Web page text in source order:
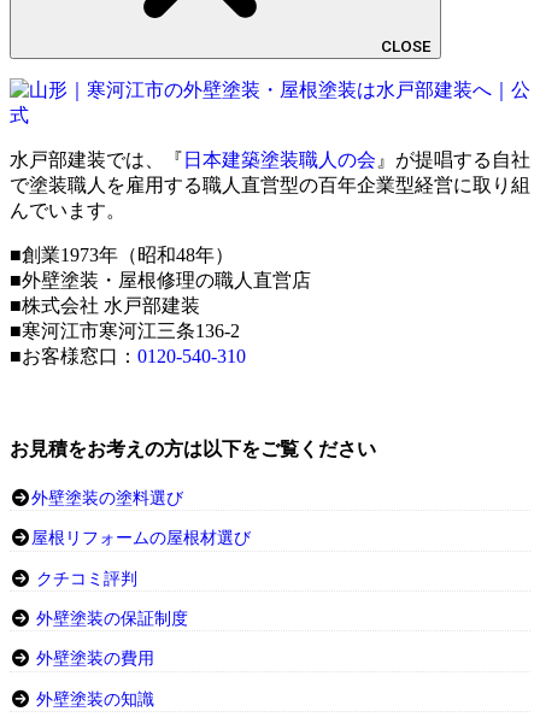
CLOSE
水戸部建装では、『 日本建築塗装職人の会 』が提唱する自社
で塗装職人を雇用する職人直営型の百年企業型経営に取り組
んでいます。
■創業1973年（昭和48年）
■外壁塗装・屋根修理の職人直営店
■株式会社 水戸部建装
■寒河江市寒河江三条136-2
■お客様窓口： 0120-540-310
お見積をお考えの方は以下をご覧ください
外壁塗装の塗料選び
屋根リフォームの屋根材選び
クチコミ評判
外壁塗装の保証制度
外壁塗装の費用
外壁塗装の知識